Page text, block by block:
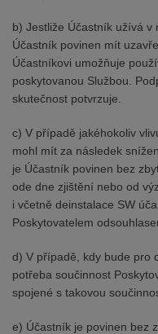
b) Jestliže Účastník užívá v
Účastník povinen mít
Účastníkovi umožňuje
poskytovanou Službou.
skutečnost potvrzuje.
c) V případě jakéhokoliv
mohl mít za následek
je Účastník povinen bez
ode dne zjištění nebo od
i včetně deinstalace SW
Poskytovatelem
d) V případě, kdy bude pro
potřeba součinnost
spojené s takovou
e) Účastník je povinen bez